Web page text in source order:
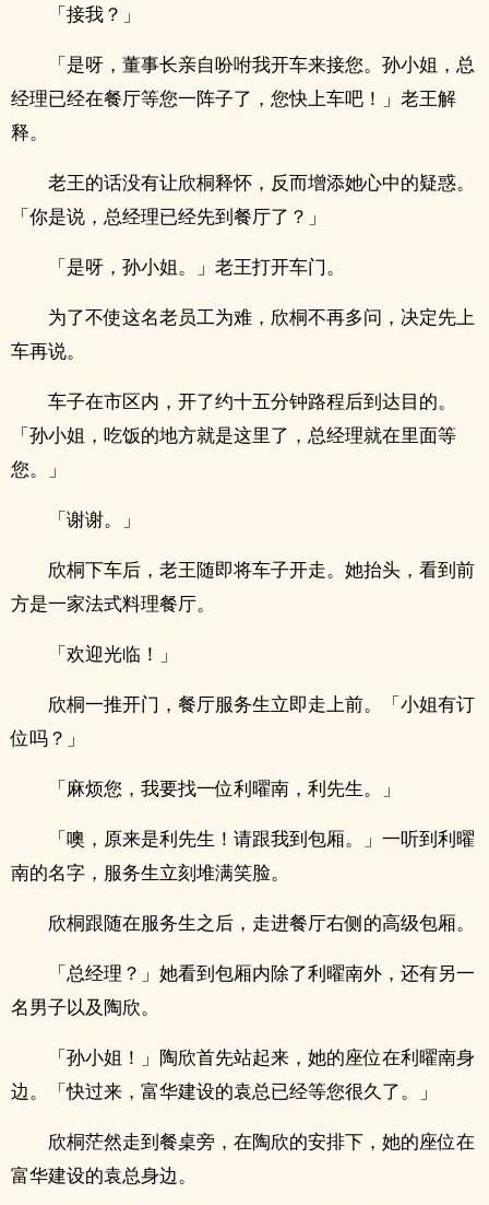
「接我？」
「是呀，董事长亲自吩咐我开车来接您。孙小姐，总
经理已经在餐厅等您一阵子了，您快上车吧！」老王解
释。
老王的话没有让欣桐释怀，反而增添她心中的疑惑。
「你是说，总经理已经先到餐厅了？」
「是呀，孙小姐。」老王打开车门。
为了不使这名老员工为难，欣桐不再多问，决定先上
车再说。
车子在市区内，开了约十五分钟路程后到达目的。
「孙小姐，吃饭的地方就是这里了，总经理就在里面等
您。」
「谢谢。」
欣桐下车后，老王随即将车子开走。她抬头，看到前
方是一家法式料理餐厅。
「欢迎光临！」
欣桐一推开门，餐厅服务生立即走上前。「小姐有订
位吗？」
「麻烦您，我要找一位利曜南，利先生。」
「噢，原来是利先生！请跟我到包厢。」一听到利曜
南的名字，服务生立刻堆满笑脸。
欣桐跟随在服务生之后，走进餐厅右侧的高级包厢。
「总经理？」她看到包厢内除了利曜南外，还有另一
名男子以及陶欣。
「孙小姐！」陶欣首先站起来，她的座位在利曜南身
边。「快过来，富华建设的袁总已经等您很久了。」
欣桐茫然走到餐桌旁，在陶欣的安排下，她的座位在
富华建设的袁总身边。